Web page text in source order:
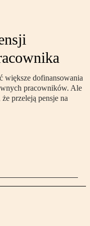
większe dofinansowania
pracowników. Ale
przeleją pensje na